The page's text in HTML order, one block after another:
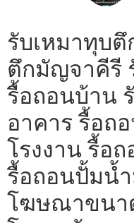
รับเหมาทุบตึ
ตึกมัญจาคีรี
รื้อถอนบ้าน
อาคาร รื้อถ
โรงงาน รื้อ
รื้อถอนปั้มน้
โฆษณาขนา